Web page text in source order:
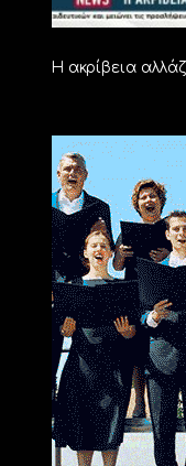
Η ακρίβεια